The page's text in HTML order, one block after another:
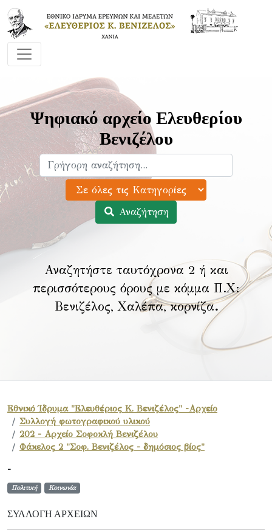
Ψηφιακό αρχείο Ελευθερίου
Βενιζέλου
Αναζήτηση
Αναζητήστε ταυτόχρονα 2 ή και
περισσότερους όρους με κόμμα Π.Χ:
Βενιζέλος, Χαλέπα, κορνίζα.
Εθνικό Ίδρυμα "Ελευθέριος Κ. Βενιζέλος" -Αρχείο
Συλλογή φωτογραφικού υλικού
202 - Αρχείο Σοφοκλή Βενιζέλου
Φάκελος 2 "Σοφ. Βενιζέλος - δημόσιος βίος"
-
Πολιτική Κοινωνία
ΣΥΛΛΟΓΉ ΑΡΧΕΊΩΝ